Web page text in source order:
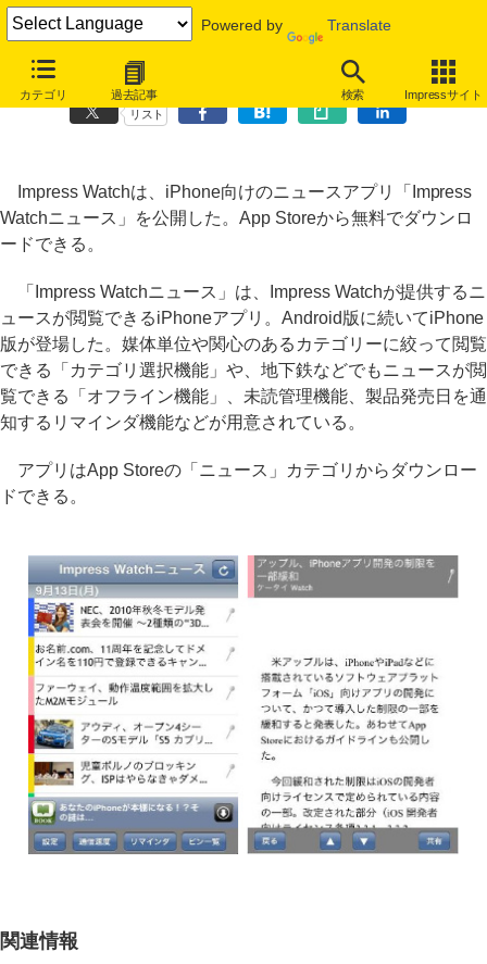
Powered by Translate
カテゴリ 過去記事 検索 Impressサイト
iPhoneアプリ「Impress Watchニュース」登場
リスト
Impress Watchは、iPhone向けのニュースアプリ「Impress
Watchニュース」を公開した。App Storeから無料でダウンロ
ードできる。
「Impress Watchニュース」は、Impress Watchが提供するニ
ュースが閲覧できるiPhoneアプリ。Android版に続いてiPhone
版が登場した。媒体単位や関心のあるカテゴリーに絞って閲覧
できる「カテゴリ選択機能」や、地下鉄などでもニュースが閲
覧できる「オフライン機能」、未読管理機能、製品発売日を通
知するリマインダ機能などが用意されている。
アプリはApp Storeの「ニュース」カテゴリからダウンロー
ドできる。
関連情報